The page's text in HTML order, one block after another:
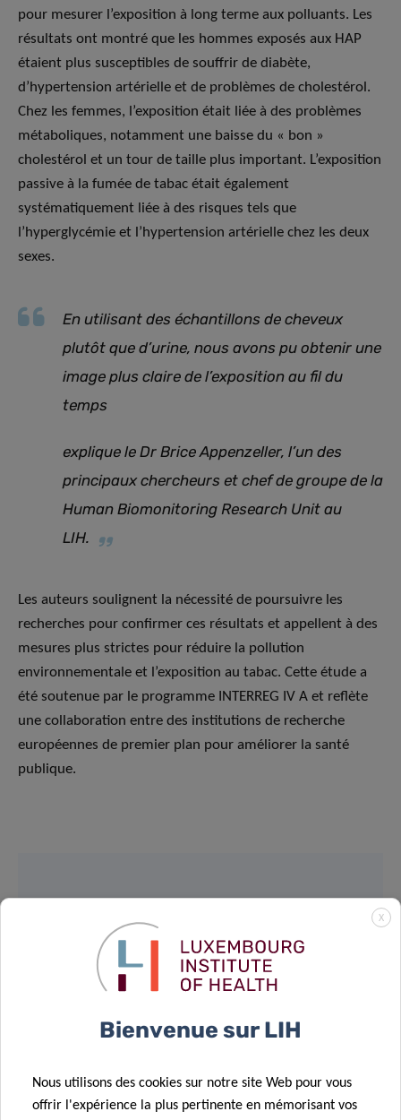
pour mesurer l’exposition à long terme aux polluants. Les
résultats ont montré que les hommes exposés aux HAP
étaient plus susceptibles de souffrir de diabète,
d’hypertension artérielle et de problèmes de cholestérol.
Chez les femmes, l’exposition était liée à des problèmes
métaboliques, notamment une baisse du « bon »
cholestérol et un tour de taille plus important. L’exposition
passive à la fumée de tabac était également
systématiquement liée à des risques tels que
l’hyperglycémie et l’hypertension artérielle chez les deux
sexes.
En utilisant des échantillons de cheveux
plutôt que d’urine, nous avons pu obtenir une
image plus claire de l’exposition au fil du
temps
explique le Dr Brice Appenzeller, l’un des
principaux chercheurs et chef de groupe de la
Human Biomonitoring Research Unit au
LIH.
Les auteurs soulignent la nécessité de poursuivre les
recherches pour confirmer ces résultats et appellent à des
mesures plus strictes pour réduire la pollution
environnementale et l’exposition au tabac. Cette étude a
été soutenue par le programme INTERREG IV A et reflète
une collaboration entre des institutions de recherche
européennes de premier plan pour améliorer la santé
publique.
DR BRICE
APPENZELLER
Research Unit
Luxembourg Institute of Health
X
Bienvenue sur LIH
Nous utilisons des cookies sur notre site Web pour vous
offrir l'expérience la plus pertinente en mémorisant vos